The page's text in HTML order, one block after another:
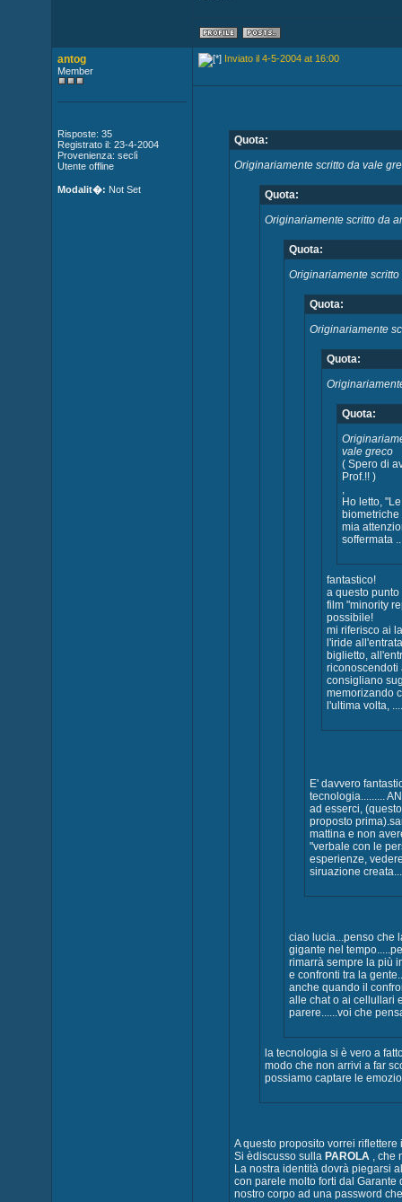
antog
Member
Risposte: 35
Registrato il: 23-4-2004
Provenienza: seclì
Utente offline
Modalit�: Not Set
Inviato il 4-5-2004 at 16:00
Quota:
Originariamente scritto da vale
Quota:
Originariamente scritto da
Quota:
Originariamente
Quota:
Originariamente
Quota:
Quota:
vale greco
( Spero di
Prof.!! )
,
Ho letto,
mia
soffermata
fantastico!
a questo
film "minority
possibile!
mi riferisco ai
l'iride
biglietto,
riconoscendoti
consigliano
memorizando
l'ultima volta,
E' davvero
tecnologia.........
ad esserci,
proposto
mattina e non
"verbale con le
esperienze,
siruazione
ciao lucia...penso che
gigante nel
rimarrà sempre la più
e confronti tra la
anche quando il
alle chat o ai cellullari
parere......voi che
la tecnologia si è vero a
modo che non arrivi a far
possiamo captare le
A questo proposito vorrei
Si èdiscusso sulla PAROLA , che
La nostra identità dovrà piegarsi
con parele molto forti dal
nostro corpo ad una password